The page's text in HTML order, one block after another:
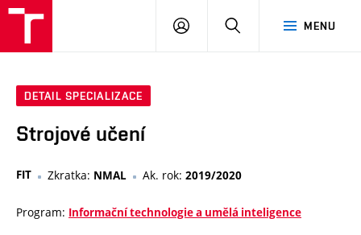
MENU
PŘIHLÁSIT
DETAIL SPECIALIZACE
Strojové učení
FIT Zkratka: NMAL Ak. rok: 2019/2020
Program: Informační technologie a umělá inteligence